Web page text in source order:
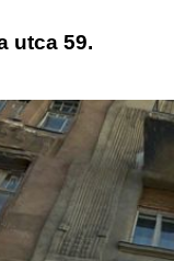
utca 59.